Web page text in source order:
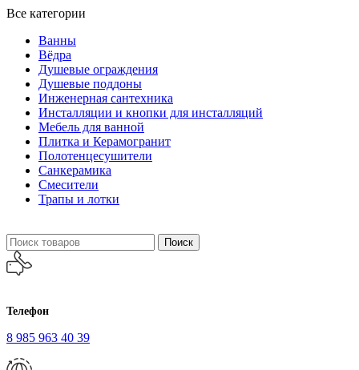
Все категории
Ванны
Вёдра
Душевые ограждения
Душевые поддоны
Инженерная сантехника
Инсталляции и кнопки для инсталляций
Мебель для ванной
Плитка и Керамогранит
Полотенцесушители
Санкерамика
Смесители
Трапы и лотки
Поиск
Телефон
8 985 963 40 39